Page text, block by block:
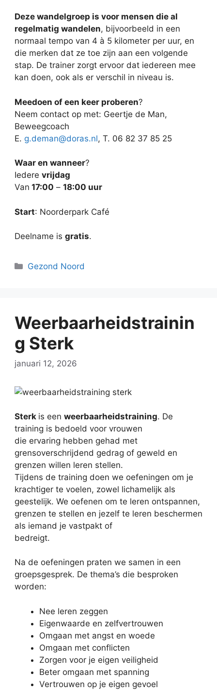
Deze wandelgroep is voor mensen die al
regelmatig wandelen, bijvoorbeeld in een
normaal tempo van 4 à 5 kilometer per uur, en
die merken dat ze toe zijn aan een volgende
stap. De trainer zorgt ervoor dat iedereen mee
kan doen, ook als er verschil in niveau is.
Meedoen of een keer proberen?
Neem contact op met: Geertje de Man,
Beweegcoach
E. g.deman@doras.nl, T. 06 82 37 85 25
Waar en wanneer?
Iedere vrijdag
Van 17:00 – 18:00 uur
Start: Noorderpark Café
Deelname is gratis.
Categorieën
Gezond Noord
Weerbaarheidstrainin
g Sterk
januari 12, 2026
Sterk is een weerbaarheidstraining. De
training is bedoeld voor vrouwen
die ervaring hebben gehad met
grensoverschrijdend gedrag of geweld en
grenzen willen leren stellen.
Tijdens de training doen we oefeningen om je
krachtiger te voelen, zowel lichamelijk als
geestelijk. We oefenen om te leren ontspannen,
grenzen te stellen en jezelf te leren beschermen
als iemand je vastpakt of
bedreigt.
Na de oefeningen praten we samen in een
groepsgesprek. De thema’s die besproken
worden:
Nee leren zeggen
Eigenwaarde en zelfvertrouwen
Omgaan met angst en woede
Omgaan met conflicten
Zorgen voor je eigen veiligheid
Beter omgaan met spanning
Vertrouwen op je eigen gevoel